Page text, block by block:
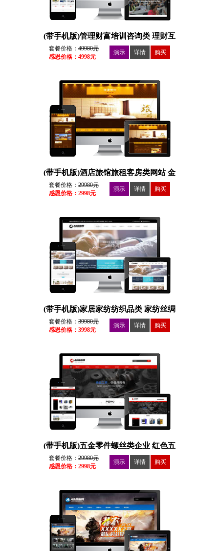
(带手机版)管理财富培训咨询类 理财互
联网金融
套餐价格： 49980元
感恩价格：4998元
演示 详情 购买
(带手机版)酒店旅馆旅租客房类网站 金
色酒店客房
套餐价格： 29980元
感恩价格：2998元
演示 详情 购买
(带手机版)家居家纺纺织品类 家纺丝绸
家居生活用品
套餐价格： 39980元
感恩价格：3998元
演示 详情 购买
(带手机版)五金零件螺丝类企业 红色五
金零部件供应商
套餐价格： 29980元
感恩价格：2998元
演示 详情 购买